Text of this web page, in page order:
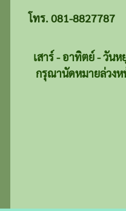
โทร. 081-8827787
เสาร์ - อาทิตย์ - วัน
กรุณานัดหมายล่วงห